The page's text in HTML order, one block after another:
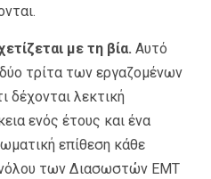
με τη βία. Αυτό
τρίτα των εργαζομένων
δέχονται λεκτική
ενός έτους και ένα
επίθεση κάθε
των Διασωστών ΕΜΤ